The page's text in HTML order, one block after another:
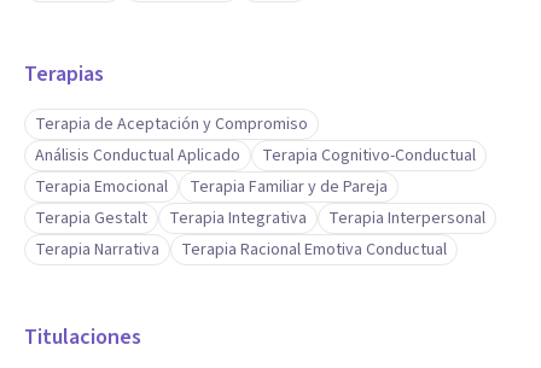
Terapias
Terapia de Aceptación y Compromiso
Análisis Conductual Aplicado
Terapia Cognitivo-Conductual
Terapia Emocional
Terapia Familiar y de Pareja
Terapia Gestalt
Terapia Integrativa
Terapia Interpersonal
Terapia Narrativa
Terapia Racional Emotiva Conductual
Titulaciones